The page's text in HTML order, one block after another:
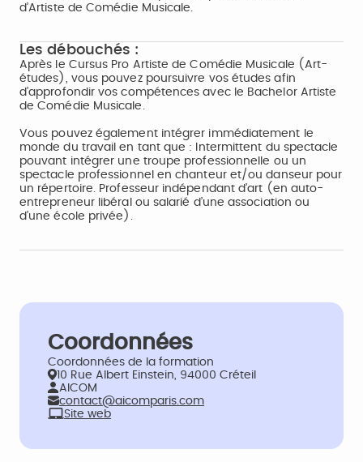
d’Artiste de Comédie Musicale.
Les débouchés :
Après le Cursus Pro Artiste de Comédie Musicale (Art-
études), vous pouvez poursuivre vos études afin
d’approfondir vos compétences avec le Bachelor Artiste
de Comédie Musicale.
Vous pouvez également intégrer immédiatement le
monde du travail en tant que : Intermittent du spectacle
pouvant intégrer une troupe professionnelle ou un
spectacle professionnel en chanteur et/ou danseur pour
un répertoire. Professeur indépendant d’art (en auto-
entrepreneur libéral ou salarié d’une association ou
d’une école privée).
Coordonnées
Coordonnées de la formation
10 Rue Albert Einstein, 94000 Créteil
AICOM
contact@aicomparis.com
Site web